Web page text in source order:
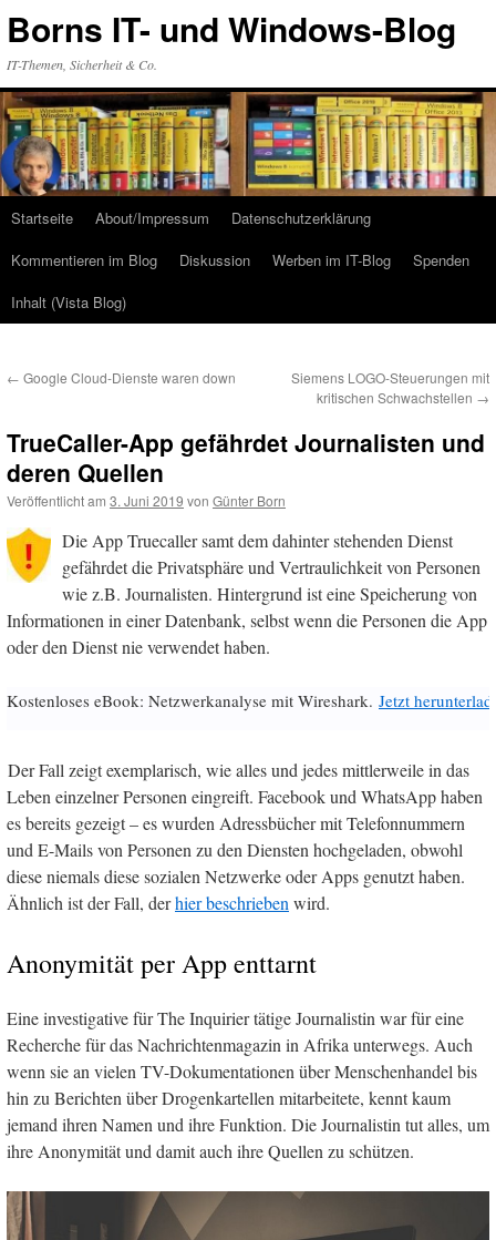
Inhalt
Borns IT- und Windows-Blog
IT-Themen, Sicherheit & Co.
Startseite About/Impressum
Datenschutzerklärung
Kommentieren im Blog
Diskussion Werben im IT-Blog
Spenden
Inhalt (Vista Blog)
← Google Cloud-Dienste waren down
Siemens LOGO-Steuerungen mit
kritischen Schwachstellen →
TrueCaller-App gefährdet Journalisten und
deren Quellen
Veröffentlicht am 3. Juni 2019 von Günter Born
Die App Truecaller samt dem dahinter stehenden Dienst
gefährdet die Privatsphäre und Vertraulichkeit von Personen
wie z.B. Journalisten. Hintergrund ist eine Speicherung von
Informationen in einer Datenbank, selbst wenn die Personen die App
oder den Dienst nie verwendet haben.
Kostenloses eBook: Netzwerkanalyse mit Wireshark. Jetzt
Der Fall zeigt exemplarisch, wie alles und jedes mittlerweile in das
Leben einzelner Personen eingreift. Facebook und WhatsApp haben
es bereits gezeigt – es wurden Adressbücher mit Telefonnummern
und E-Mails von Personen zu den Diensten hochgeladen, obwohl
diese niemals diese sozialen Netzwerke oder Apps genutzt haben.
Ähnlich ist der Fall, derhier beschriebenwird.
Anonymität per App enttarnt
Eine investigative für The Inquirier tätige Journalistin war für eine
Recherche für das Nachrichtenmagazin in Afrika unterwegs. Auch
wenn sie an vielen TV-Dokumentationen über Menschenhandel bis
hin zu Berichten über Drogenkartellen mitarbeitete, kennt kaum
jemand ihren Namen und ihre Funktion. Die Journalistin tut alles, um
ihre Anonymität und damit auch ihre Quellen zu schützen.